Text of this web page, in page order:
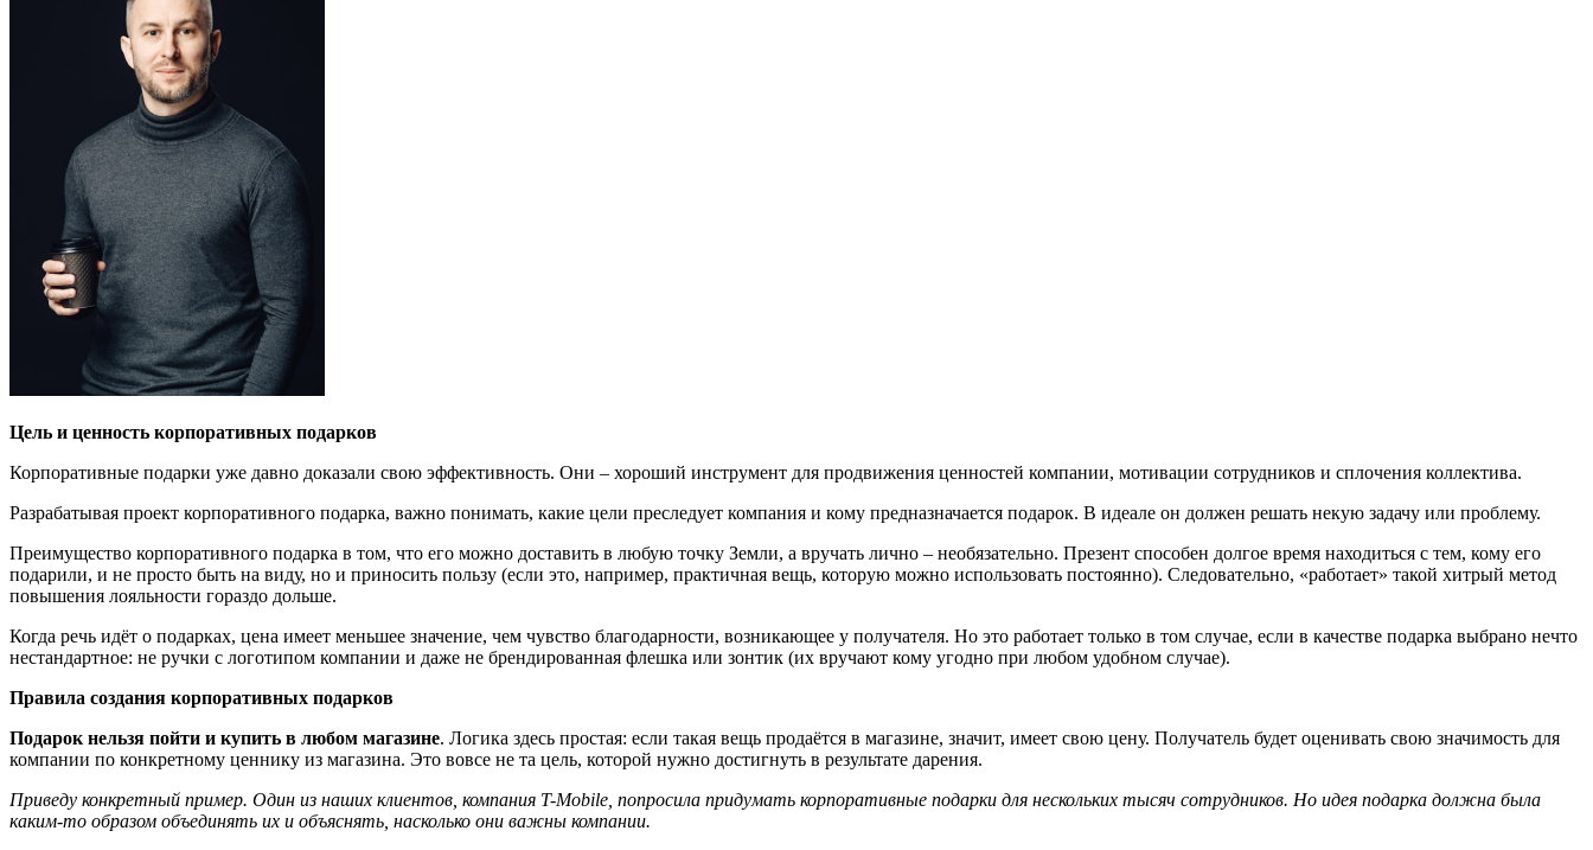
Цель и ценность корпоративных подарков
Корпоративные подарки уже давно доказали свою эффективность. Они – хороший инструмент для продвижения ценностей компании, мотивации сотрудников и сплочения коллектива.
Разрабатывая проект корпоративного подарка, важно понимать, какие цели преследует компания и кому предназначается подарок. В идеале он должен решать некую задачу или проблему.
Преимущество корпоративного подарка в том, что его можно доставить в любую точку Земли, а вручать лично – необязательно. Презент способен долгое время находиться с тем, кому его
подарили, и не просто быть на виду, но и приносить пользу (если это, например, практичная вещь, которую можно использовать постоянно). Следовательно, «работает» такой хитрый метод
повышения лояльности гораздо дольше.
Когда речь идёт о подарках, цена имеет меньшее значение, чем чувство благодарности, возникающее у получателя. Но это работает только в том случае, если в качестве подарка выбрано нечто
нестандартное: не ручки с логотипом компании и даже не брендированная флешка или зонтик (их вручают кому угодно при любом удобном случае).
Правила создания корпоративных подарков
Подарок нельзя пойти и купить в любом магазине. Логика здесь простая: если такая вещь продаётся в магазине, значит, имеет свою цену. Получатель будет оценивать свою значимость для
компании по конкретному ценнику из магазина. Это вовсе не та цель, которой нужно достигнуть в результате дарения.
Приведу конкретный пример. Один из наших клиентов, компания T-Mobile, попросила придумать корпоративные подарки для нескольких тысяч сотрудников. Но идея подарка должна была
каким-то образом объединять их и объяснять, насколько они важны компании.